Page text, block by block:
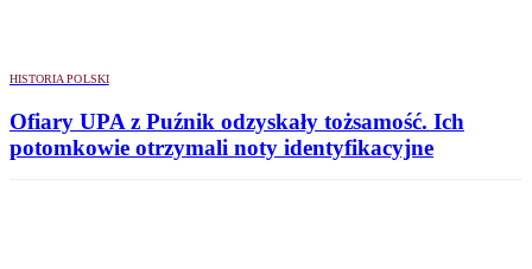
HISTORIA POLSKI
Ofiary UPA z Puźnik odzyskały tożsamość. Ich
potomkowie otrzymali noty identyfikacyjne